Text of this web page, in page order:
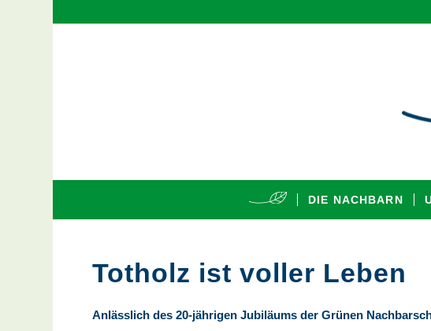
DIE NACHBARN
Totholz ist voller Leben
Anlässlich des 20-jährigen Jubiläums der Grünen